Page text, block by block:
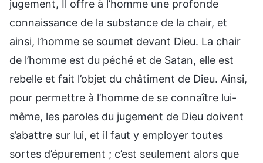
jugement, Il offre à l’homme une profonde
connaissance de la substance de la chair, et
ainsi, l’homme se soumet devant Dieu. La chair
de l’homme est du péché et de Satan, elle est
rebelle et fait l’objet du châtiment de Dieu. Ainsi,
pour permettre à l’homme de se connaître lui-
même, les paroles du jugement de Dieu doivent
s’abattre sur lui, et il faut y employer toutes
sortes d’épurement ; c’est seulement alors que